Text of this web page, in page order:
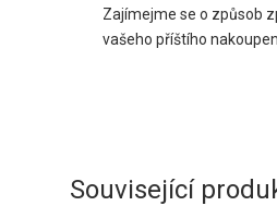
Zajímejme se o způsob
vašeho příštího
Související